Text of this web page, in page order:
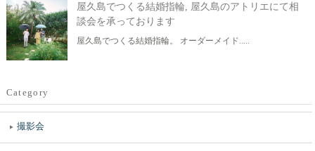
屋久島でつくる結婚指輪, 屋久島のアトリエにて相
談会を承っております
屋久島でつくる結婚指輪。 オーダーメイド.....
Category
撮影会